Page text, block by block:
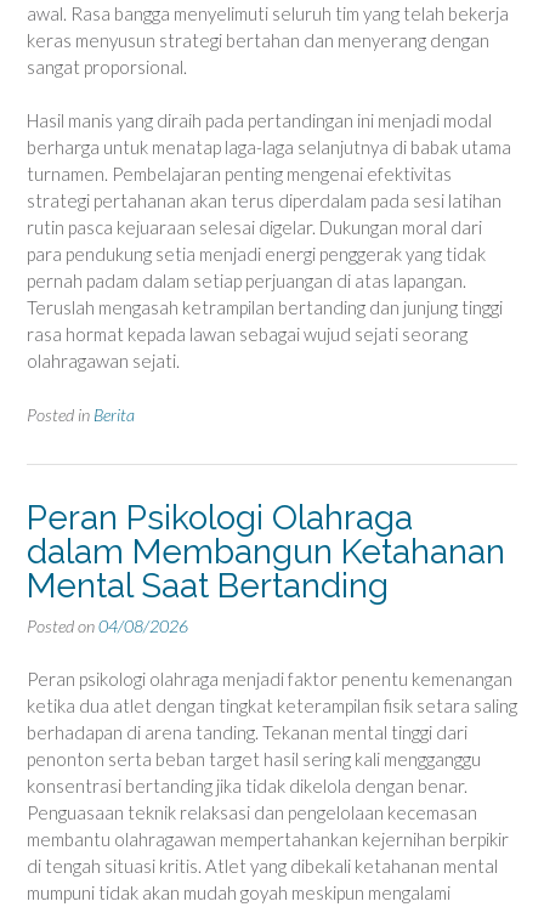
awal. Rasa bangga menyelimuti seluruh tim yang telah bekerja
keras menyusun strategi bertahan dan menyerang dengan
sangat proporsional.
Hasil manis yang diraih pada pertandingan ini menjadi modal
berharga untuk menatap laga-laga selanjutnya di babak utama
turnamen. Pembelajaran penting mengenai efektivitas
strategi pertahanan akan terus diperdalam pada sesi latihan
rutin pasca kejuaraan selesai digelar. Dukungan moral dari
para pendukung setia menjadi energi penggerak yang tidak
pernah padam dalam setiap perjuangan di atas lapangan.
Teruslah mengasah ketrampilan bertanding dan junjung tinggi
rasa hormat kepada lawan sebagai wujud sejati seorang
olahragawan sejati.
Posted in Berita
Peran Psikologi Olahraga
dalam Membangun Ketahanan
Mental Saat Bertanding
Posted on04/08/2026
Peran psikologi olahraga menjadi faktor penentu kemenangan
ketika dua atlet dengan tingkat keterampilan fisik setara saling
berhadapan di arena tanding. Tekanan mental tinggi dari
penonton serta beban target hasil sering kali mengganggu
konsentrasi bertanding jika tidak dikelola dengan benar.
Penguasaan teknik relaksasi dan pengelolaan kecemasan
membantu olahragawan mempertahankan kejernihan berpikir
di tengah situasi kritis. Atlet yang dibekali ketahanan mental
mumpuni tidak akan mudah goyah meskipun mengalami